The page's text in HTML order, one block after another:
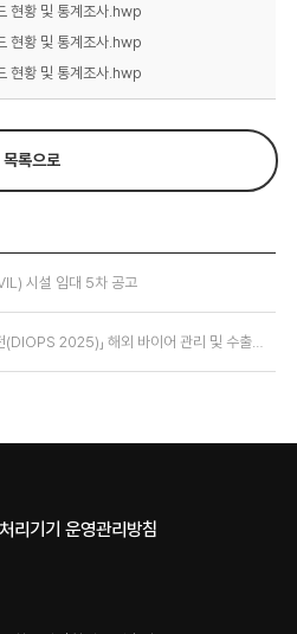
현황 및 통계조사.hwp
현황 및 통계조사.hwp
현황 및 통계조사.hwp
목록으로
시설 임대 5차 공고
「2025년 대구국제안경전(DIOPS 2025)」 해외 바이어 관리 및 수출상담 운영 용역 입찰공고
리기기 운영관리방침